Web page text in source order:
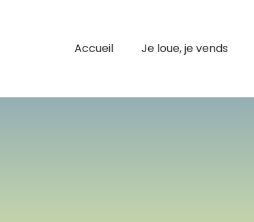
Accueil Je loue, je vends